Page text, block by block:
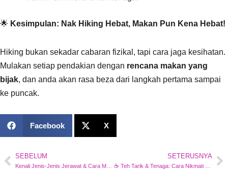
🌟 Kesimpulan: Nak Hiking Hebat, Makan Pun Kena Hebat!
Hiking bukan sekadar cabaran fizikal, tapi cara jaga kesihatan.
Mulakan setiap pendakian dengan rencana makan yang
bijak , dan anda akan rasa beza dari langkah pertama sampai
ke puncak.
Facebook X
PrevSEBELUM SETERUSNYA